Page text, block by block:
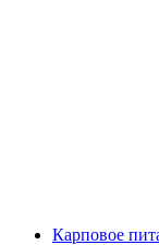
Карповое